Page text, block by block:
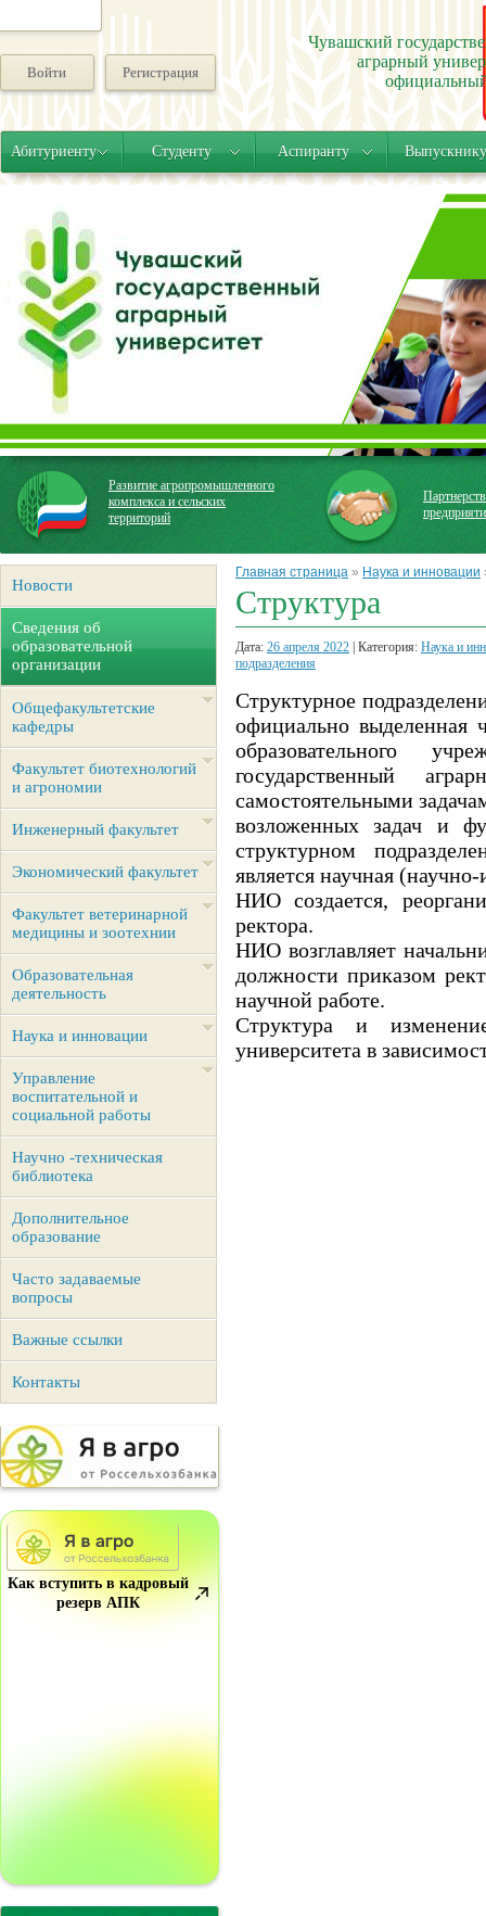
Войти Регистрация
Чувашский
аграрный
Абитуриенту Студенту Аспиранту
Развитие агропромышленного
комплекса и сельских
территорий
Новости
Сведения об
образовательной
организации
Общефакультетские
кафедры
Факультет биотехнологий
и агрономии
Инженерный факультет
Экономический факультет
Факультет ветеринарной
медицины и зоотехнии
Образовательная
деятельность
Наука и инновации
Управление
воспитательной и
социальной работы
Научно -техническая
библиотека
Дополнительное
образование
Часто задаваемые
вопросы
Важные ссылки
Контакты
Как вступить в кадровый
резерв АПК
Главная страница » Наука и инновации
Структура
Дата: 26 апреля 2022 | Категория: Наука и
подразделения
Структурное
официально выделенная
образовательного
государственный
самостоятельными
возложенных задач и
структурном
является научная
НИО создается,
ректора.
НИО возглавляет
должности приказом
научной работе.
Структура и
университета в